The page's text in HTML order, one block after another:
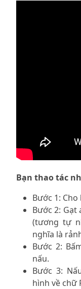
Bạn thao tác
Bước 1:
Bước 2: Gạt
(tương tự
nghĩa là
Bước 2:
nấu.
Bước 3:
hình về chữ